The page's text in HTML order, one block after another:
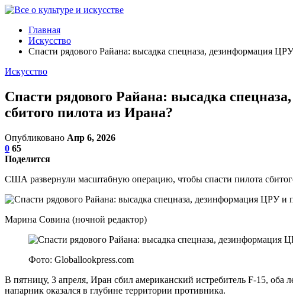
Главная
Искусство
Спасти рядового Райана: высадка спецназа, дезинформация
Искусство
Спасти рядового Райана: высадка
сбитого пилота из Ирана?
Опубликовано Апр 6, 2026
0 65
Поделится
США развернули масштабную операцию, чтобы спасти пилота
Марина Совина (ночной редактор)
Фото: Globallookpress.com
В пятницу, 3 апреля, Иран сбил американский истребитель F-15, оба
напарник оказался в глубине территории противника.